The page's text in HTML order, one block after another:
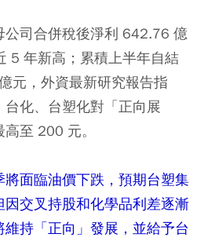
公司合併稅後淨利 642.76 億
5 年新高；累積上半年自結
元，外資最新研究報告指
化、台塑化對「正向展
至 200 元。
面臨油價下跌，預期台塑集
交叉持股和化學品利差逐漸
持「正向」發展，並給予台